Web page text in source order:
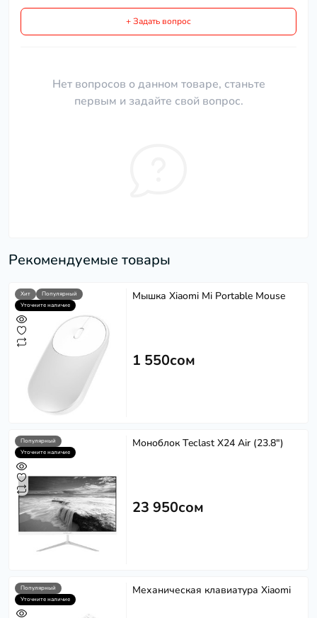
+ Задать вопрос
Нет вопросов о данном товаре, станьте
первым и задайте свой вопрос.
Рекомендуемые товары
Хит
Популярный
Уточните наличие
Мышка Xiaomi Mi Portable Mouse
1 550сом
Популярный
Уточните наличие
Моноблок Teclast X24 Air (23.8")
23 950сом
Популярный
Уточните наличие
Механическая клавиатура Xiaomi